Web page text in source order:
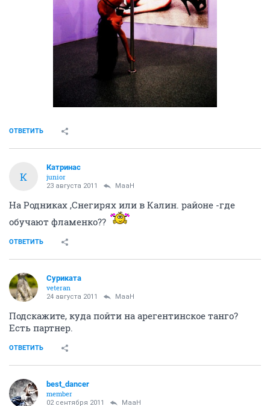
ОТВЕТИТЬ
К
Катринас
junior
23 августа 2011 MaaH
На Родниках ,Снегирях или в Калин. районе -где
обучают фламенко??
ОТВЕТИТЬ
Суриката
veteran
24 августа 2011 MaaH
Подскажите, куда пойти на арегентинское танго?
Есть партнер.
ОТВЕТИТЬ
best_dancer
member
02 сентября 2011 MaaH